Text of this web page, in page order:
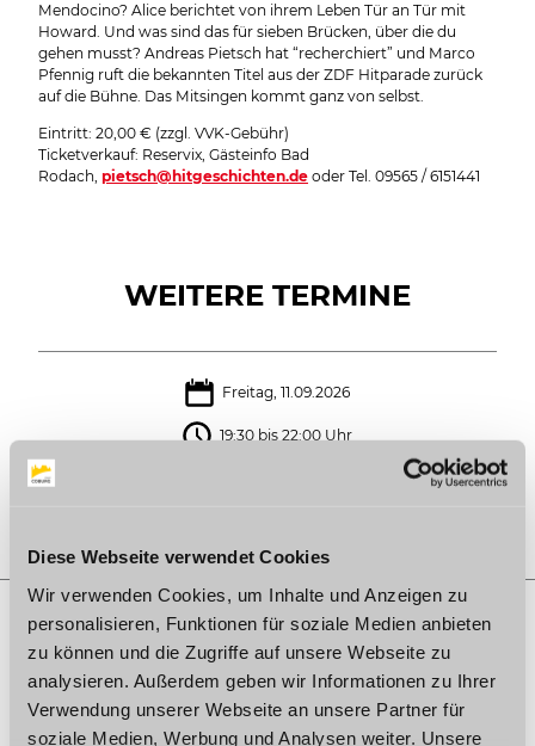
Diese Webseite verwendet Cookies
Wir verwenden Cookies, um Inhalte und Anzeigen zu
personalisieren, Funktionen für soziale Medien anbieten
zu können und die Zugriffe auf unsere Webseite zu
analysieren. Außerdem geben wir Informationen zu Ihrer
Verwendung unserer Webseite an unsere Partner für
soziale Medien, Werbung und Analysen weiter. Unsere
Mendocino? Alice berichtet von ihrem Leben Tür an Tür mit
Howard. Und was sind das für sieben Brücken, über die du
gehen musst? Andreas Pietsch hat “recherchiert” und Marco
Pfennig ruft die bekannten Titel aus der ZDF Hitparade zurück
auf die Bühne. Das Mitsingen kommt ganz von selbst.
Eintritt: 20,00 € (zzgl. VVK-Gebühr)
Ticketverkauf: Reservix, Gästeinfo Bad
Rodach, pietsch@hitgeschichten.de oder Tel. 09565 / 6151441
WEITERE TERMINE
Freitag, 11.09.2026
19:30 bis 22:00 Uhr
AUF DER KARTE
Jagdschloss, Haus des Gastes
Schloßplatz 5